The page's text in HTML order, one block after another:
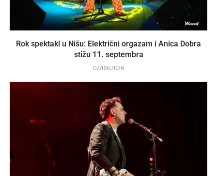
Rok spektakl u Nišu: Električni orgazam i Anica Dobra
stižu 11. septembra
07/08/2026